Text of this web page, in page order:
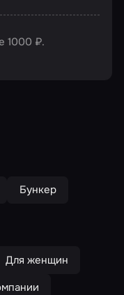
1000 ₽.
Бункер
Для женщин